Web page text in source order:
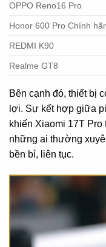
OPPO Reno16 Pro
Honor 600 Pro Chính
REDMI K90
Realme GT8
Bên cạnh đó, thiết bị
lợi. Sự kết hợp giữa
khiến Xiaomi 17T
những ai thường
bền bỉ, liên tục.